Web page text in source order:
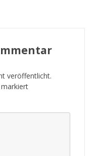
veröffentlicht.
markiert